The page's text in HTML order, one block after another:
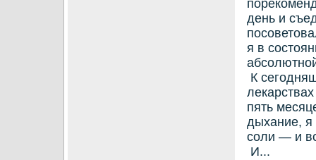
день и
я в
К
пять
дыхание, я
соли — и
И...